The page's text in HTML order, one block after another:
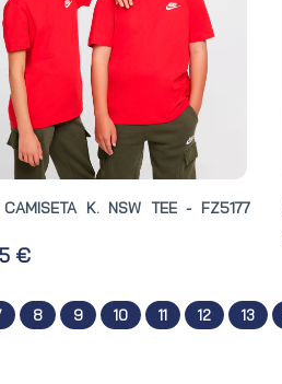
CAMISETA K. NSW TEE - FZ5177
€
8 9 10 11 12 13